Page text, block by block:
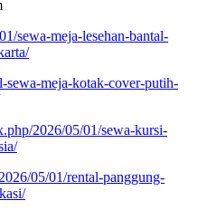
sewa-meja-lesehan-bantal-
sewa-meja-kotak-cover-putih-
2026/05/01/sewa-kursi-
05/01/rental-panggung-